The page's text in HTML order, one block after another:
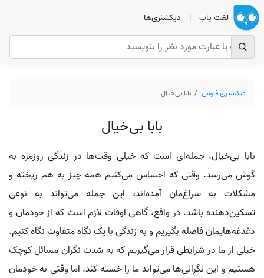
لغت یاب | دیکشنری‌ها
دیکشنری فارسی بابا بی‌خیال
بابا بی‌خیال
بابا بی‌خیال، جمله‌ای است که خیلی وقت‌ها در زندگی روزمره به
گوش می‌رسد. وقتی که احساس می‌کنیم همه چیز به هم ریخته و
مشکلات به سراغ‌مان آمده‌اند، این جمله می‌تواند به نوعی
تسکین‌دهنده باشد. در واقع، گاهی اوقات لازم است که از خودمان و
دغدغه‌هایمان فاصله بگیریم و به زندگی با یک نگاه متفاوت نگاه کنیم.
خیلی از ما در شرایطی قرار می‌گیریم که به شدت نگران مسائل کوچک
هستیم و این نگرانی‌ها می‌تواند ما را خسته کند. اما وقتی به خودمان